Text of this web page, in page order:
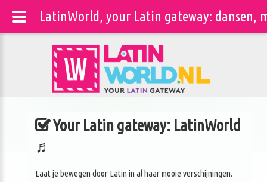
Your Latin gateway: LatinWorld
♬
Laat je bewegen door Latin in al haar mooie verschijningen.
LatinWorld, your Latin gateway: dansen,